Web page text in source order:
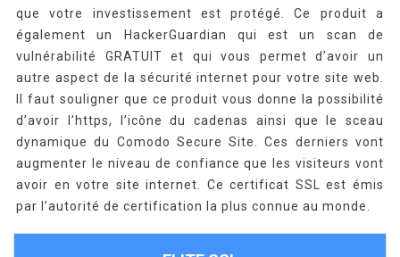
que votre investissement est protégé. Ce produit a
également un HackerGuardian qui est un scan de
vulnérabilité GRATUIT et qui vous permet d’avoir un
autre aspect de la sécurité internet pour votre site web.
Il faut souligner que ce produit vous donne la possibilité
d’avoir l’https, l’icône du cadenas ainsi que le sceau
dynamique du Comodo Secure Site. Ces derniers vont
augmenter le niveau de confiance que les visiteurs vont
avoir en votre site internet. Ce certificat SSL est émis
par l’autorité de certification la plus connue au monde.